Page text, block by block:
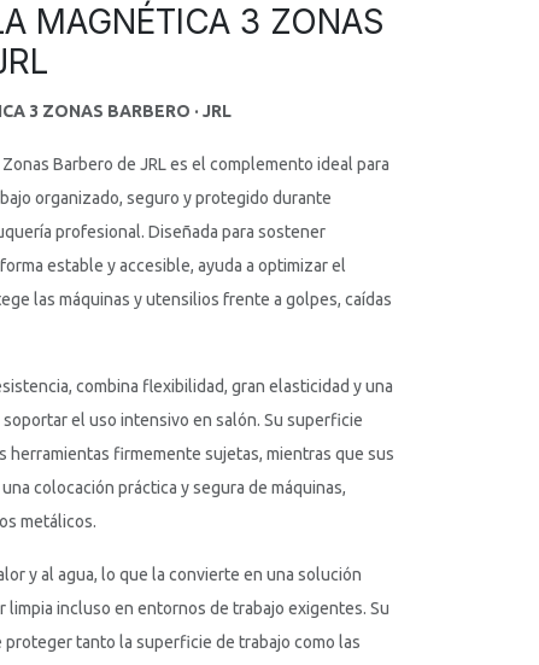
MAGNÉTICA 3 ZONAS
3 ZONAS BARBERO · JRL
Barbero de JRL es el complemento ideal para
organizado, seguro y protegido durante
profesional. Diseñada para sostener
estable y accesible, ayuda a optimizar el
las máquinas y utensilios frente a golpes, caídas
combina flexibilidad, gran elasticidad y una
el uso intensivo en salón. Su superficie
herramientas firmemente sujetas, mientras que sus
colocación práctica y segura de máquinas,
metálicos.
y al agua, lo que la convierte en una solución
limpia incluso en entornos de trabajo exigentes. Su
tanto la superficie de trabajo como las